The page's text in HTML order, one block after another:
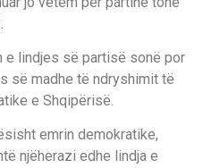
e lindjes së partisë sonë por
së madhe të ndryshimit të
e Shqipërisë.
emrin demokratike,
njëherazi edhe lindja e